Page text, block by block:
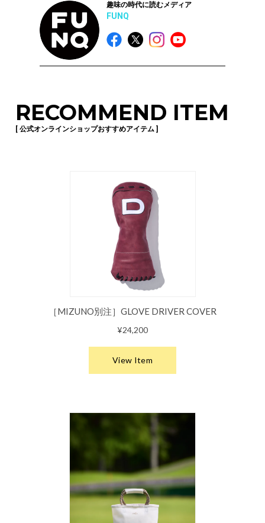
趣味の時代に読むメディア
FUNQ
RECOMMEND ITEM
[ 公式オンラインショップおすすめアイテム ]